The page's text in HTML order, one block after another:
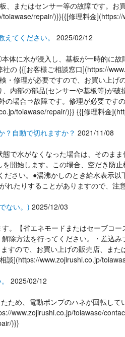
またはセンサー等の故障です。お
repair/)}}{{[修理料金
てください。
2025/02/12
に水が浸入し、基板が一時的に
の {{[お客様ご相談窓口](https://
修理が必要ですので、お買い上げ
内部の部品(センサーや基板等)が
場合⇒故障です。修理が必要です
toiawase/repair/)}} {{[修理料金
？自動で切れますか？ 2021/11/08
で水がなくなった場合は、そのま
始します。この場合、空だき防
さい。●湯沸かしのとき給水表示
たりすることがありますので、注
ない。) 2025/12/03
【省エネモードまたはセーブコ
除方法を行ってください。・差込
すので、お買い上げの販売店、また
談](https://www.zojirushi.co.jp/
2025/02/12
め、電動ポンプのハネが回転し
www.zojirushi.co.jp/toiawase/
)}}